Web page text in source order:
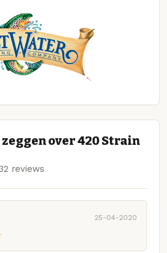
over 420 Strain
reviews
25-04-2020